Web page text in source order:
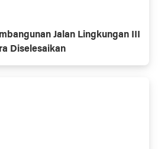
Jalan Lingkungan III
Diselesaikan